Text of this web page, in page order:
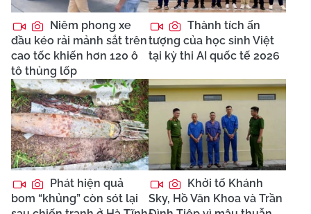
Niêm phong xe
đầu kéo rải mảnh sắt trên
cao tốc khiến hơn 120 ô
tô thủng lốp
Thành tích ấn
tượng của học sinh Việt
tại kỳ thi AI quốc tế 2026
Phát hiện quả
bom “khủng” còn sót lại
Khởi tố Khánh
Sky, Hồ Văn Khoa và Trần